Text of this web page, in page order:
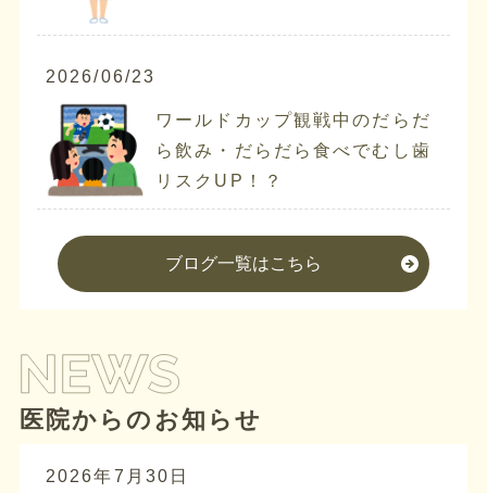
2026/06/23
ワールドカップ観戦中のだらだ
ら飲み・だらだら食べでむし歯
リスクUP！？
ブログ一覧はこちら
医院からのお知らせ
2026年7月30日